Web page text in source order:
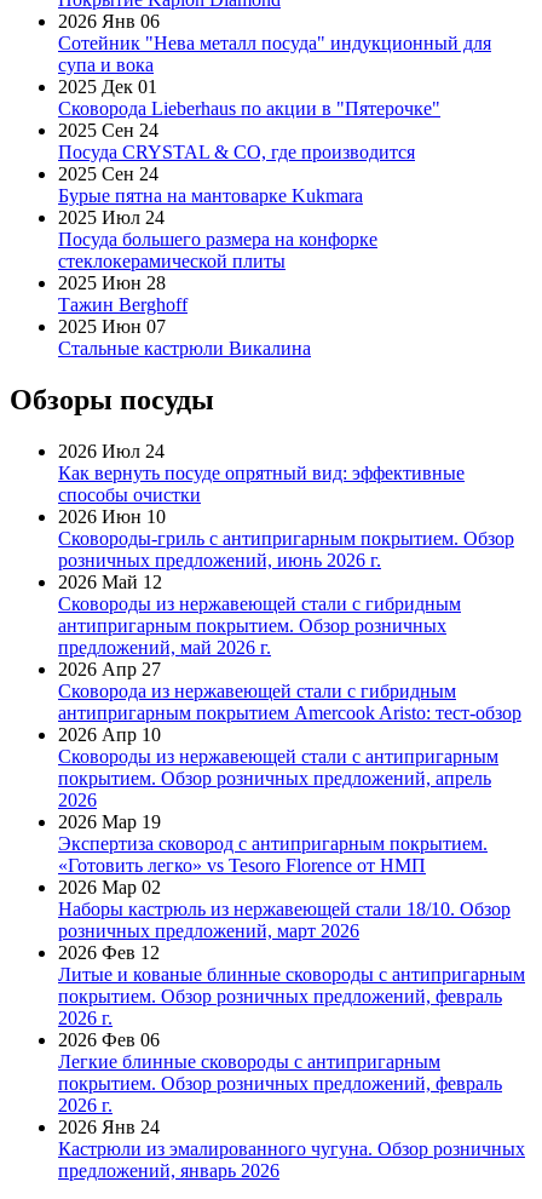
2026 Янв 06
Сотейник "Нева металл посуда" индукционный для
супа и вока
2025 Дек 01
Сковорода Lieberhaus по акции в "Пятерочке"
2025 Сен 24
Посуда CRYSTAL & CO, где производится
2025 Сен 24
Бурые пятна на мантоварке Kukmara
2025 Июл 24
Посуда большего размера на конфорке
стеклокерамической плиты
2025 Июн 28
Тажин Berghoff
2025 Июн 07
Стальные кастрюли Викалина
Обзоры посуды
2026 Июл 24
Как вернуть посуде опрятный вид: эффективные
способы очистки
2026 Июн 10
Сковороды-гриль с антипригарным покрытием. Обзор
розничных предложений, июнь 2026 г.
2026 Май 12
Сковороды из нержавеющей стали с гибридным
антипригарным покрытием. Обзор розничных
предложений, май 2026 г.
2026 Апр 27
Сковорода из нержавеющей стали с гибридным
антипригарным покрытием Amercook Aristo: тест-обзор
2026 Апр 10
Сковороды из нержавеющей стали с антипригарным
покрытием. Обзор розничных предложений, апрель
2026
2026 Мар 19
Экспертиза сковород с антипригарным покрытием.
«Готовить легко» vs Tesoro Florence от НМП
2026 Мар 02
Наборы кастрюль из нержавеющей стали 18/10. Обзор
розничных предложений, март 2026
2026 Фев 12
Литые и кованые блинные сковороды с антипригарным
покрытием. Обзор розничных предложений, февраль
2026 г.
2026 Фев 06
Легкие блинные сковороды с антипригарным
покрытием. Обзор розничных предложений, февраль
2026 г.
2026 Янв 24
Кастрюли из эмалированного чугуна. Обзор розничных
предложений, январь 2026